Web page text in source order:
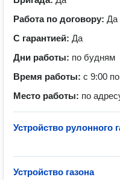
Работа по договору: Да
С гарантией: Да
Дни работы: по будням
Время работы: с 9:00
Место работы: по
Устройство рулонного
Устройство газона